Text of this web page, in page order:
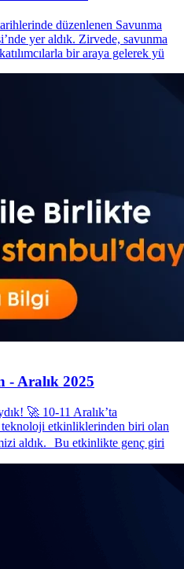
düzenlenen Savunma
yer aldık. Zirvede, savunma
bir araya gelerek yü
- Aralık 2025
🚀 10-11 Aralık’ta
etkinliklerinden biri olan
aldık. Bu etkinlikte genç giri